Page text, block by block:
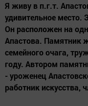
Я живу в п.г.т.
удивительное
Он расположен на
Апастова. Памятник
семейного очага,
году. Автором
- уроженец
работник искусства,